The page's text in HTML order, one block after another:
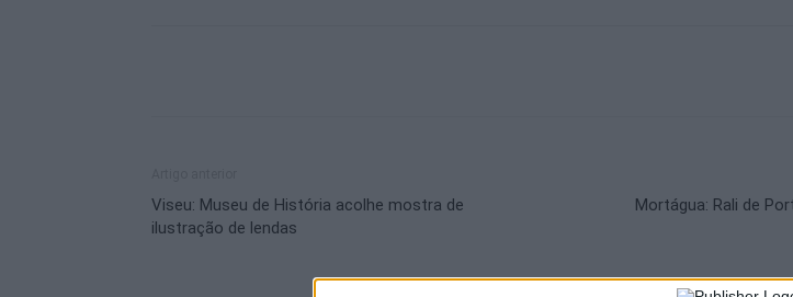
Viseu: Museu de História acolhe mostra de
ilustração de lendas
Mortágua: Rali de